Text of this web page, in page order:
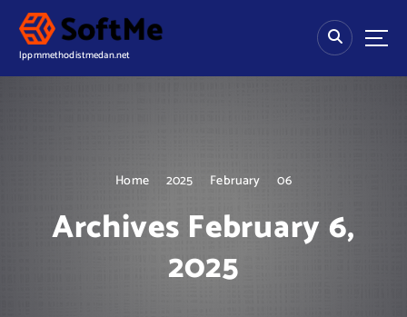
lppmmethodistmedan.net
Home 2025 February 06
Archives February 6,
2025